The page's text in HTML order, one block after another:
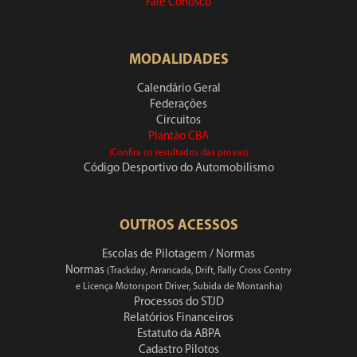
Fale Conosco
MODALIDADES
Calendário Geral
Federações
Circuitos
Plantão CBA
(Confira os resultados das provas)
Código Desportivo do Automobilismo
OUTROS ACESSOS
Escolas de Pilotagem / Normas
Normas (Trackday, Arrancada, Drift, Rally Cross Contry
e Licença Motorsport Driver, Subida de Montanha)
Processos do STJD
Relatórios Financeiros
Estatuto da ABPA
Cadastro Pilotos